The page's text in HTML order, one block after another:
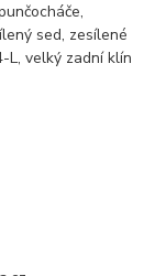
sed, zesílené
L, velký zadní klín